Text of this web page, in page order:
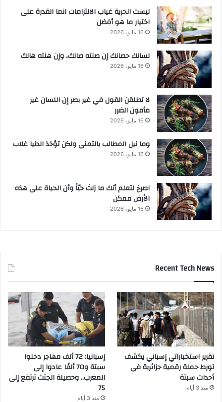
ليست الحرية غياب الالتزامات انما القدرة على
اختيار ما هو أفضل
16 مايو، 2026
لسانك حصانك إن صنته صانك، وإن هنته هانك
16 مايو، 2026
لا تطلقن القول في غير بصر إن اللسان غير
مأمون الضرر
16 مايو، 2026
وما نيل المطالب بالتمني ولكن تؤخذ الدنيا غلاب
16 مايو، 2026
‫اصرخ لتعلم أنك ما زلتَ حيّاً وأن الحياة على هذه
الأرض ممكن
16 مايو، 2026
Recent Tech News
تقرير استخباراتي إسباني يكشف
تورط حملة رقمية جزائرية في
أحداث سبتة
منذ 3 أيام
إسبانيا: 72 ألف مهاجر دخلوا
سبتة و70 ألفًا عادوا إلى
المغرب.. وحصيلة الجثث ترتفع إلى
75
منذ 3 أيام